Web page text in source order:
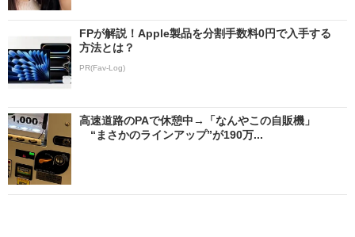
FPが解説！Apple製品を分割手数料0円で入手する
方法とは？
PR(Fav-Log)
高速道路のPAで休憩中→「なんやこの自販機」
“まさかのラインアップ”が190万...